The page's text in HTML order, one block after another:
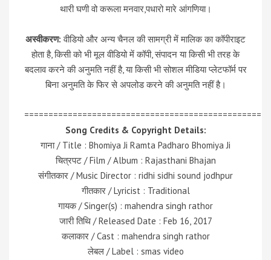
थारी घणी वो करूला मनवार,पधारो मारे आंगणिया।
अस्वीकरण: वीडियो और अन्य चैनल की सामग्री में मालिक का कॉपीराइट
होता है, किसी को भी मूल वीडियो में कॉपी, संपादन या किसी भी तरह के
बदलाव करने की अनुमति नहीं है, या किसी भी सोशल मीडिया प्लेटफॉर्म पर
बिना अनुमति के फिर से अपलोड करने की अनुमति नहीं है।
=================================================
Song Credits & Copyright Details:
गाना / Title : Bhomiya Ji Ramta Padharo Bhomiya Ji
चित्रपट / Film / Album : Rajasthani Bhajan
संगीतकार / Music Director : ridhi sidhi sound jodhpur
गीतकार / Lyricist : Traditional
गायक / Singer(s) : mahendra singh rathor
जारी तिथि / Released Date : Feb 16, 2017
कलाकार / Cast : mahendra singh rathor
लेबल / Label : smas video